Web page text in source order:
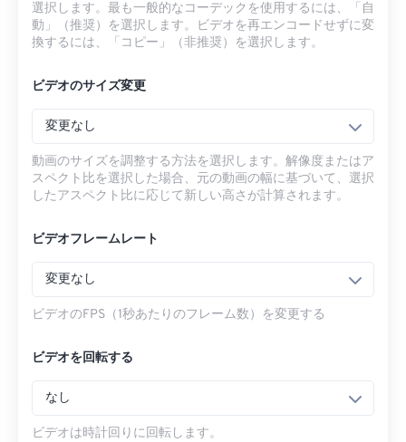
選択します。最も一般的なコーデックを使用するには、「自
動」（推奨）を選択します。ビデオを再エンコードせずに変
換するには、「コピー」（非推奨）を選択します。
ビデオのサイズ変更
変更なし
動画のサイズを調整する方法を選択します。解像度またはア
スペクト比を選択した場合、元の動画の幅に基づいて、選択
したアスペクト比に応じて新しい高さが計算されます。
ビデオフレームレート
変更なし
ビデオのFPS（1秒あたりのフレーム数）を変更する
ビデオを回転する
なし
ビデオは時計回りに回転します。